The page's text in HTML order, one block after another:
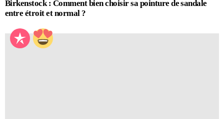
Birkenstock : Comment bien choisir sa pointure de sandale
entre étroit et normal ?